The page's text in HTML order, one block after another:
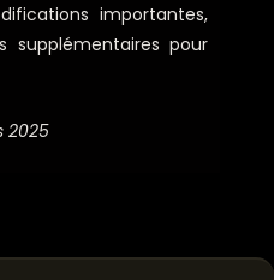
importantes,
supplémentaires pour
2025